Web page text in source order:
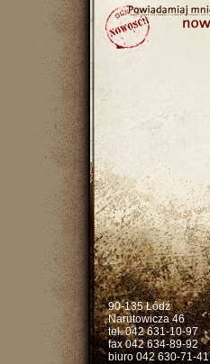
90-135 Łódź
Narutowicza 46
tel. 042 631-10-97
fax 042 634-89-92
biuro 042 630-71-41